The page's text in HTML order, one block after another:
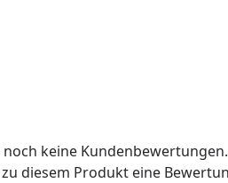
keine Kundenbewertungen.
diesem Produkt eine